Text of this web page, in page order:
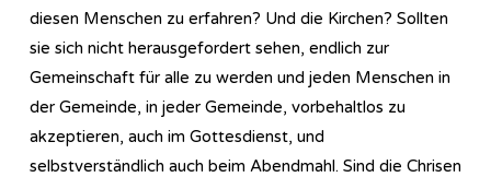
diesen Menschen zu erfahren? Und die Kirchen? Sollten
sie sich nicht herausgefordert sehen, endlich zur
Gemeinschaft für alle zu werden und jeden Menschen in
der Gemeinde, in jeder Gemeinde, vorbehaltlos zu
akzeptieren, auch im Gottesdienst, und
selbstverständlich auch beim Abendmahl. Sind die Chrisen